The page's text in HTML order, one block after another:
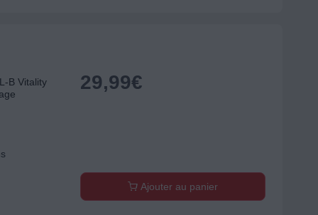
B Vitality
29,99€
Ajouter au panier